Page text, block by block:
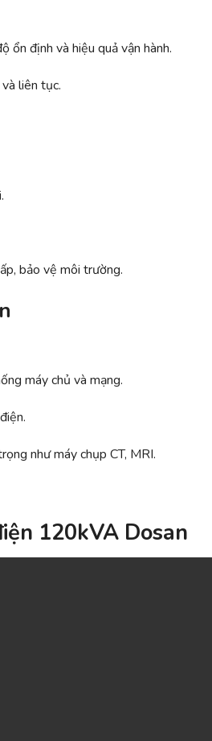
ổn định và hiệu quả vận hành.
liên tục.
bảo vệ môi trường.
máy chủ và mạng.
như máy chụp CT, MRI.
120kVA Dosan